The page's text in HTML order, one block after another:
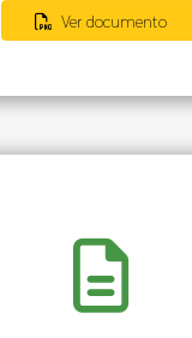
Ver documento